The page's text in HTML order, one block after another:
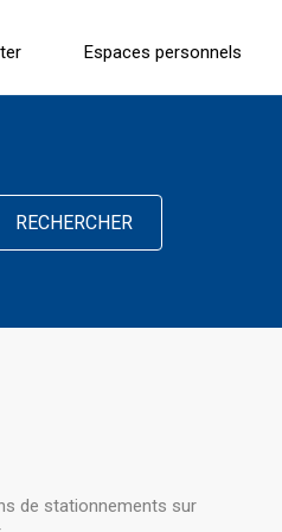
Espaces personnels
de stationnements sur